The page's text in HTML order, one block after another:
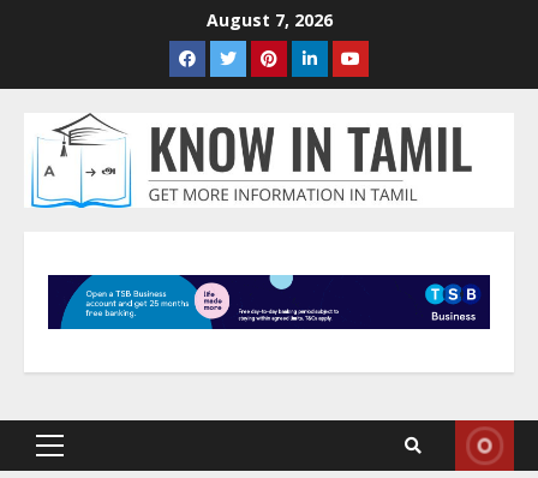
August 7, 2026
Facebook
TwitterPinterestLinkedInYoutube
Primary